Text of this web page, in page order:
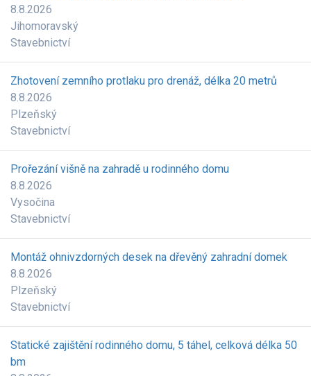
8.8.2026
Jihomoravský
Stavebnictví
Zhotovení zemního protlaku pro drenáž, délka 20 metrů
8.8.2026
Plzeňský
Stavebnictví
Prořezání višně na zahradě u rodinného domu
8.8.2026
Vysočina
Stavebnictví
Montáž ohnivzdorných desek na dřevěný zahradní domek
8.8.2026
Plzeňský
Stavebnictví
Statické zajištění rodinného domu, 5 táhel, celková délka 50
bm